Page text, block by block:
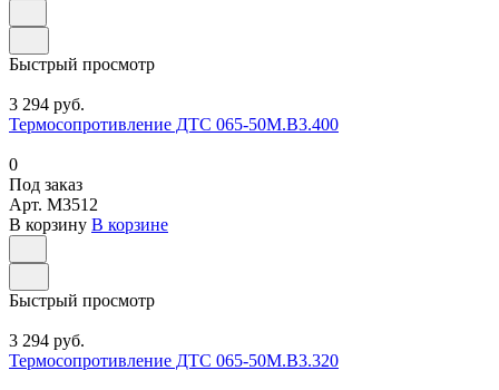
Быстрый просмотр
3 294 руб.
Термосопротивление ДТС 065-50М.В3.400
0
Под заказ
Арт. M3512
В корзину В корзине
Быстрый просмотр
3 294 руб.
Термосопротивление ДТС 065-50М.В3.320